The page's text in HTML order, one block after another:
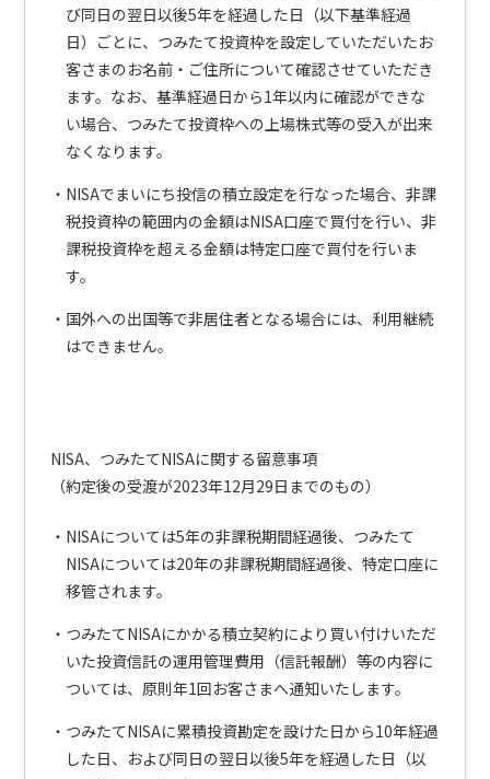
び同日の翌日以後5年を経過した日（以下基準経過
日）ごとに、つみたて投資枠を設定していただいたお
客さまのお名前・ご住所について確認させていただき
ます。なお、基準経過日から1年以内に確認ができな
い場合、つみたて投資枠への上場株式等の受入が出来
なくなります。
NISAでまいにち投信の積立設定を行なった場合、非課
税投資枠の範囲内の金額はNISA口座で買付を行い、非
課税投資枠を超える金額は特定口座で買付を行いま
す。
国外への出国等で非居住者となる場合には、利用継続
はできません。
NISA、つみたてNISAに関する留意事項
（約定後の受渡が2023年12月29日までのもの）
NISAについては5年の非課税期間経過後、つみたて
NISAについては20年の非課税期間経過後、特定口座に
移管されます。
つみたてNISAにかかる積立契約により買い付けいただ
いた投資信託の運用管理費用（信託報酬）等の内容に
ついては、原則年1回お客さまへ通知いたします。
つみたてNISAに累積投資勘定を設けた日から10年経過
した日、および同日の翌日以後5年を経過した日（以